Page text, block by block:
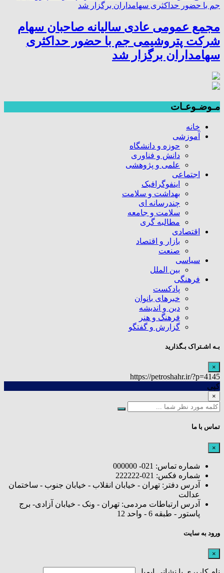
مجمع عمومی عادی سالیانه صاحبان سهام
شرکت پتروشیمی جم با حضور حداکثری
سهامداران برگزار شد
مـوضـوعـات
خانه
آموزشی
حوزه و دانشگاه
دانش و فناوری
علمی و پژوهشی
اجتماعی
اینفوگرافیک
بهداشت و سلامت
چندرسانه ای
سلامت و جامعه
مطالبه گری
اقتصادی
بازار و اقتصاد
صنعت
سیاسی
بین الملل
فرهنگی
پادکست
خبرهای بانوان
دین و اندیشه
فرهنگ و هنر
گزارش و گفتگو
بـه اشـتراک بـگذارید
×
https://petroshahr.ir/?p=4145
کپی
×
تماس با ما
×
شماره تماس: 021- 000000
شماره فکس: 021-222222
آدرس دفتر: تهران - خیابان انقلاب - خیابان جنوب - ساختمان
عدالت
آدرس ارتباطات مردمی: تهران - ونک - خیابان آزادی- برج
پاستور - طبقه 6 - واحد 12
ورود به سایت
×